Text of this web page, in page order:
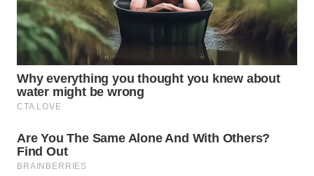
WN
MALUKU
WN
MALUT
DAIRI
WN